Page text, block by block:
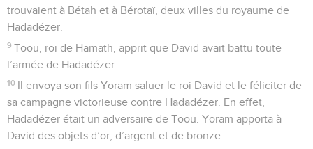
trouvaient à Bétah et à Bérotaï, deux villes du royaume de
Hadadézer.
9 Toou, roi de Hamath, apprit que David avait battu toute
l’armée de Hadadézer.
10 Il envoya son fils Yoram saluer le roi David et le féliciter de
sa campagne victorieuse contre Hadadézer. En effet,
Hadadézer était un adversaire de Toou. Yoram apporta à
David des objets d’or, d’argent et de bronze.